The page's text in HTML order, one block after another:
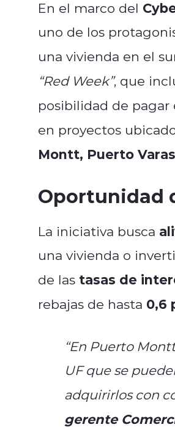
En el marco del
uno de los
una vivienda en el
“Red Week”, que
posibilidad de pagar
en proyectos
Montt, Puerto
Oportunidad
La iniciativa busca
una vivienda o
de las tasas de
rebajas de hasta 0,6
“En Puerto
UF que se
adquirirlos con
gerente